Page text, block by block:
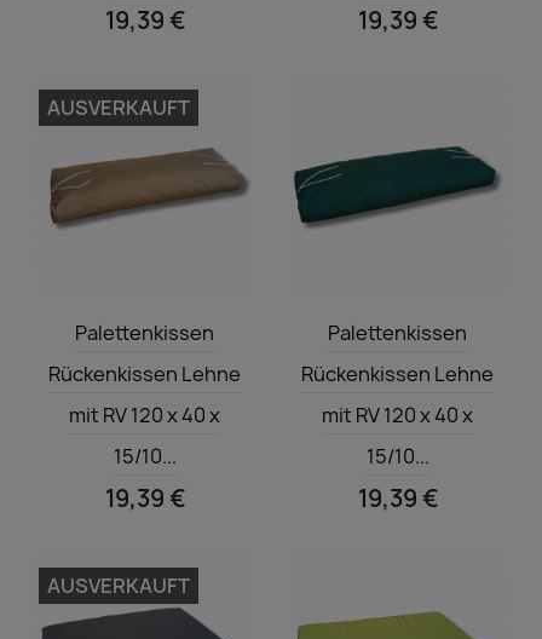
19,39 € 19,39 €

Palettenkissen
Rückenkissen Lehne
mit RV 120 x 40 x
15/10...
19,39 €
AUSVERKAUFT

Palettenkissen
Rückenkissen Lehne
mit RV 120 x 40 x
15/10...
19,39 €
AUSVERKAUFT